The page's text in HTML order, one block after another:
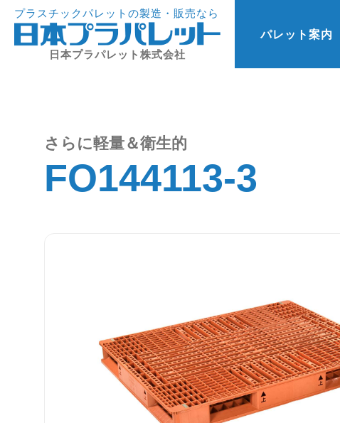
プラスチックパレットの製造・販売なら
日本プラパレット株式会社
パレット案内
さらに軽量＆衛生的
FO144113-3